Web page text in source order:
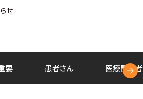
せ
要 患者さん 医療関係